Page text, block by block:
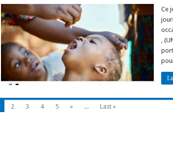
Ce
,
2 3 4 5 » ... Last »